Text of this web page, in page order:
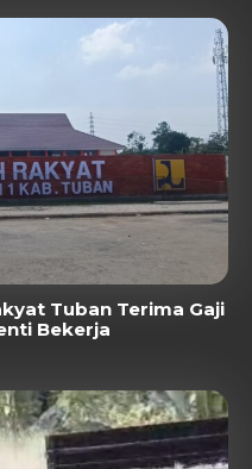
Tuban Terima Gaji
Bekerja